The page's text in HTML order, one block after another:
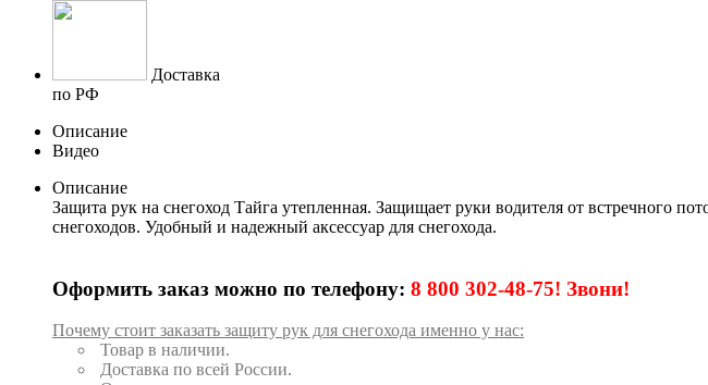
Доставка
по РФ
Описание
Видео
Описание
Защита рук на снегоход Тайга утепленная. Защищает руки водителя от встречного
снегоходов. Удобный и надежный аксессуар для снегохода.
Оформить заказ можно по телефону: 8 800 302-48-75! Звони!
Почему стоит заказать защиту рук для снегохода именно у нас:
Товар в наличии.
Доставка по всей России.